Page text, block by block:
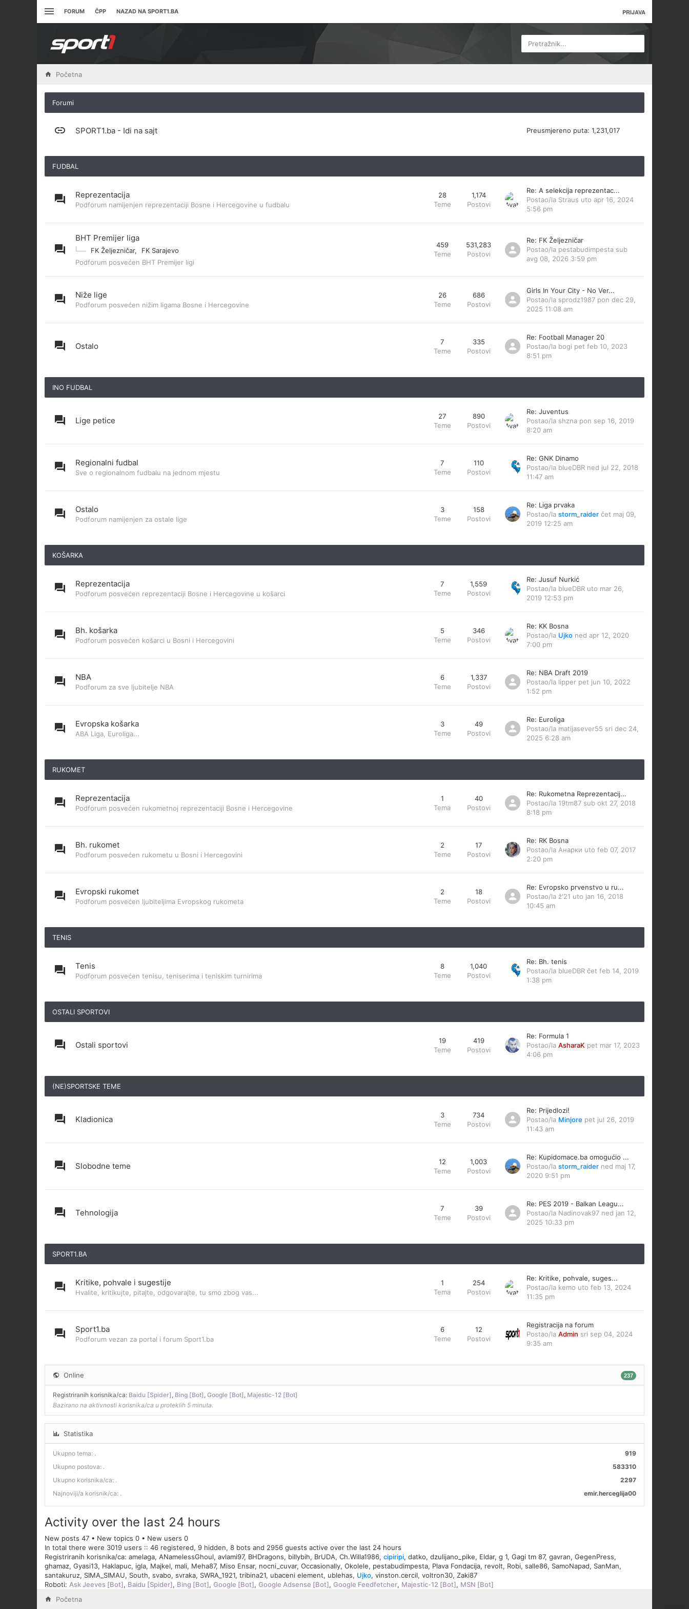
FORUM ČPP NAZAD NA SPORT1.BA PRIJAVA
Pretražnik...
Početna
Forumi
SPORT1.ba - Idi na sajt Preusmjereno puta: 1,231,017
FUDBAL
Reprezentacija
Podforum namijenjen reprezentaciji Bosne i Hercegovine u fudbalu
28
Teme
1,174
Postovi
Re: A selekcija reprezentac...
Postao/la Straus uto apr 16, 2024
5:56 pm
BHT Premijer liga
FK Željezničar,
FK Sarajevo
Podforum posvećen BHT Premijer ligi
459
Teme
531,283
Postovi
Re: FK Željezničar
Postao/la pestabudimpesta sub
avg 08, 2026 3:59 pm
Niže lige
Podforum posvećen nižim ligama Bosne i Hercegovine
26
Teme
686
Postovi
Girls In Your City - No Ver...
Postao/la sprodz1987 pon dec 29,
2025 11:08 am
Ostalo
7
Teme
335
Postovi
Re: Football Manager 20
Postao/la bogi pet feb 10, 2023
8:51 pm
INO FUDBAL
Lige petice
27
Teme
890
Postovi
Re: Juventus
Postao/la shzna pon sep 16, 2019
8:20 am
Regionalni fudbal
Sve o regionalnom fudbalu na jednom mjestu
7
Teme
110
Postovi
Re: GNK Dinamo
Postao/la blueDBR ned jul 22, 2018
11:47 am
Ostalo
Podforum namijenjen za ostale lige
3
Teme
158
Postovi
Re: Liga prvaka
Postao/la storm_raider čet maj 09,
2019 12:25 am
KOŠARKA
Reprezentacija
Podforum posvećen reprezentaciji Bosne i Hercegovine u košarci
7
Teme
1,559
Postovi
Re: Jusuf Nurkić
Postao/la blueDBR uto mar 26,
2019 12:53 pm
Bh. košarka
Podforum posvećen košarci u Bosni i Hercegovini
5
Teme
346
Postovi
Re: KK Bosna
Postao/la Ujko ned apr 12, 2020
7:00 pm
NBA
Podforum za sve ljubitelje NBA
6
Teme
1,337
Postovi
Re: NBA Draft 2019
Postao/la lipper pet jun 10, 2022
1:52 pm
Evropska košarka
ABA Liga, Euroliga...
3
Teme
49
Postovi
Re: Euroliga
Postao/la matijasever55 sri dec 24,
2025 6:28 am
RUKOMET
Reprezentacija
Podforum posvećen rukometnoj reprezentaciji Bosne i Hercegovine
1
Tema
40
Postovi
Re: Rukometna Reprezentacij...
Postao/la 19tm87 sub okt 27, 2018
8:18 pm
Bh. rukomet
Podforum posvećen rukometu u Bosni i Hercegovini
2
Teme
17
Postovi
Re: RK Bosna
Postao/la Анарки uto feb 07, 2017
2:20 pm
Evropski rukomet
Podforum posvećen ljubiteljima Evropskog rukometa
2
Teme
18
Postovi
Re: Evropsko prvenstvo u ru...
Postao/la ž'21 uto jan 16, 2018
10:45 am
TENIS
Tenis
Podforum posvećen tenisu, teniserima i teniskim turnirima
8
Teme
1,040
Postovi
Re: Bh. tenis
Postao/la blueDBR čet feb 14, 2019
1:38 pm
OSTALI SPORTOVI
Ostali sportovi
19
Teme
419
Postovi
Re: Formula 1
Postao/la AsharaK pet mar 17, 2023
4:06 pm
(NE)SPORTSKE TEME
Kladionica
3
Teme
734
Postovi
Re: Prijedlozi!
Postao/la Minjore pet jul 26, 2019
11:43 am
Slobodne teme
12
Teme
1,003
Postovi
Re: Kupidomace.ba omogućio ...
Postao/la storm_raider ned maj 17,
2020 9:51 pm
Tehnologija
7
Teme
39
Postovi
Re: PES 2019 - Balkan Leagu...
Postao/la Nadinovak97 ned jan 12,
2025 10:33 pm
SPORT1.BA
Kritike, pohvale i sugestije
Hvalite, kritikujte, pitajte, odgovarajte, tu smo zbog vas...
1
Tema
254
Postovi
Re: Kritike, pohvale, suges...
Postao/la kemo uto feb 13, 2024
11:35 pm
Sport1.ba
Podforum vezan za portal i forum Sport1.ba
6
Teme
12
Postovi
Registracija na forum
Postao/la Admin sri sep 04, 2024
9:35 am
Online 237
Registriranih korisnika/ca: Baidu [Spider] , Bing [Bot] , Google [Bot] , Majestic-12 [Bot]
Bazirano na aktivnosti korisnika/ca u proteklih 5 minuta.
Statistika
Ukupno tema: 919
.
Ukupno postova:
583310
.
Ukupno korisnika/ca:
2297
.
Najnoviji/a korisnik/ca:
emir.herceglija00
.
Activity over the last 24 hours
New posts 47 • New topics 0 • New users 0
In total there were 3019 users :: 46 registered, 9 hidden, 8 bots and 2956 guests active over the last 24 hours
Registriranih korisnika/ca: amelaga, ANamelessGhoul, avlami97, BHDragons, billybih, BrUDA, Ch.Willa1986, cipiripi, datko, dzulijano_pike, Eldar, g 1, Gagi tm 87, gavran, GegenPress,
ghamaz, Gyasi13, Haklapuc, igla, Majkel, mali, Meha87, Miso Ensar, nocni_cuvar, Occasionally, Okolele, pestabudimpesta, Plava Fondacija, revolt, Robi, salle86, SamoNapad, SanMan,
santakuruz, SIMA_SIMAU, South, svabo, svraka, SWRA_1921, tribina21, ubaceni element, ublehas, Ujko, vinston.cercil, voltron30, Zaki87
Roboti: Ask Jeeves [Bot], Baidu [Spider], Bing [Bot], Google [Bot], Google Adsense [Bot], Google Feedfetcher, Majestic-12 [Bot], MSN [Bot]
Početna